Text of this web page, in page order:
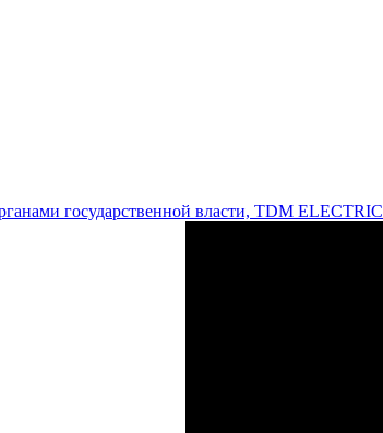
государственной власти, TDM ELECTRIC